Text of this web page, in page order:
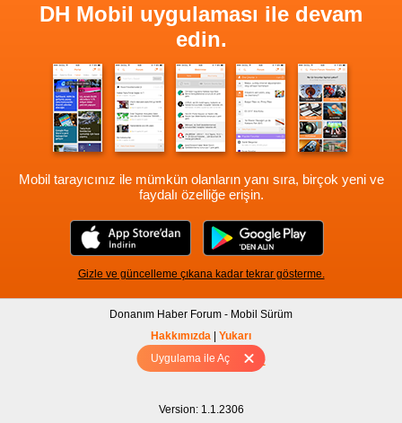
Uygulama ile Aç
DH Mobil uygulaması ile devam
edin.
Mobil tarayıcınız ile mümkün olanların yanı sıra, birçok yeni ve
faydalı özelliğe erişin.
Gizle ve güncelleme çıkana kadar tekrar gösterme.
Donanım Haber Forum - Mobil Sürüm
Hakkımızda
Yukarı
Tam sürüm için Tıklayınız
Version: 1.1.2306